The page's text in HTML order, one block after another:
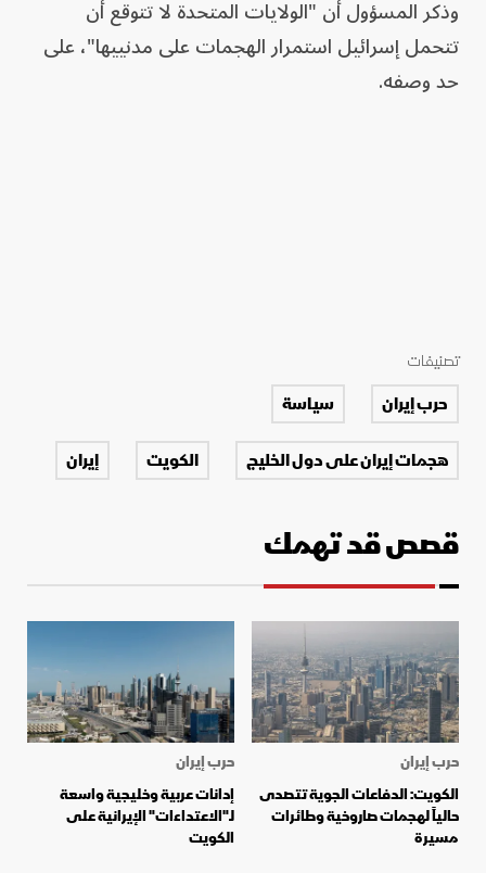
وذكر المسؤول أن "الولايات المتحدة لا تتوقع أن
تتحمل إسرائيل استمرار الهجمات على مدنييها"، على
حد وصفه.
تصنيفات
حرب إيران
سياسة
هجمات إيران على دول الخليج
الكويت إيران
قصص قد تهمك
حرب إيران
الكويت: الدفاعات الجوية تتصدى
حالياً لهجمات صاروخية وطائرات
مسيرة
حرب إيران
إدانات عربية وخليجية واسعة
لـ"الاعتداءات" الإيرانية على
الكويت